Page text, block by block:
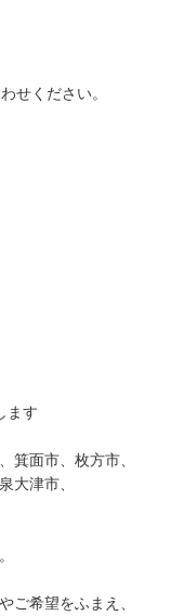
せください。
ます
箕面市、枚方市、
大津市、
ご希望をふまえ、